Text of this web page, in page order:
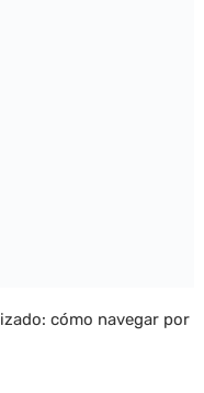
cómo navegar por